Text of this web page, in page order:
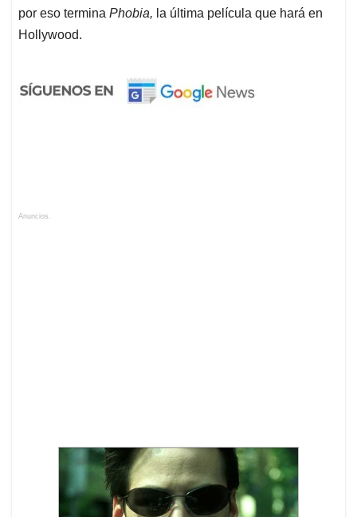
por eso termina Phobia, la última película que hará en
Hollywood.
Anuncios.